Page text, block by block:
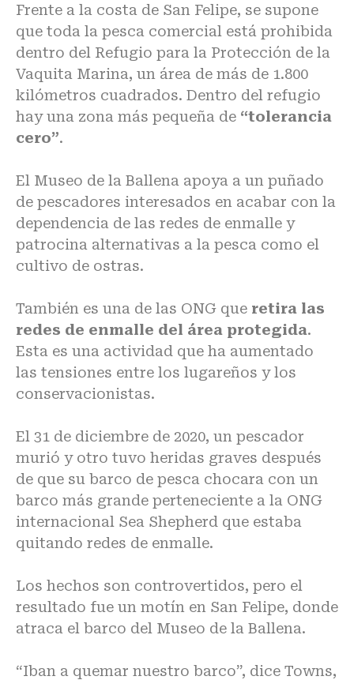
Frente a la costa de San Felipe, se supone
que toda la pesca comercial está prohibida
dentro del Refugio para la Protección de la
Vaquita Marina, un área de más de 1.800
kilómetros cuadrados. Dentro del refugio
hay una zona más pequeña de “tolerancia
cero”.
El Museo de la Ballena apoya a un puñado
de pescadores interesados en acabar con la
dependencia de las redes de enmalle y
patrocina alternativas a la pesca como el
cultivo de ostras.
También es una de las ONG que retira las
redes de enmalle del área protegida.
Esta es una actividad que ha aumentado
las tensiones entre los lugareños y los
conservacionistas.
El 31 de diciembre de 2020, un pescador
murió y otro tuvo heridas graves después
de que su barco de pesca chocara con un
barco más grande perteneciente a la ONG
internacional Sea Shepherd que estaba
quitando redes de enmalle.
Los hechos son controvertidos, pero el
resultado fue un motín en San Felipe, donde
atraca el barco del Museo de la Ballena.
“Iban a quemar nuestro barco”, dice Towns,